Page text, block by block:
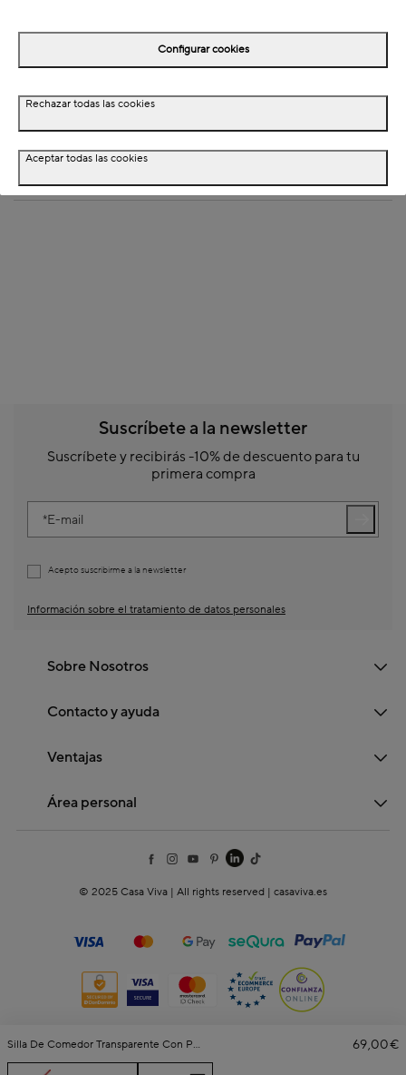
Información de envío
Detalles del producto
Dimensiones
Silla De Comedor Transparente Con Patas De Metal Efecto Madera Orel 69,00€
Suscríbete a la newsletter
Suscríbete y recibirás -10% de descuento para tu
primera compra
E-mail
Acepto suscribirme a la newsletter
Información sobre el tratamiento de datos personales
Sobre Nosotros
Contacto y ayuda
Ventajas
Área personal
© 2025 Casa Viva | All rights reserved | casaviva.es
Configurar cookies
Rechazar todas las cookies
Aceptar todas las cookies